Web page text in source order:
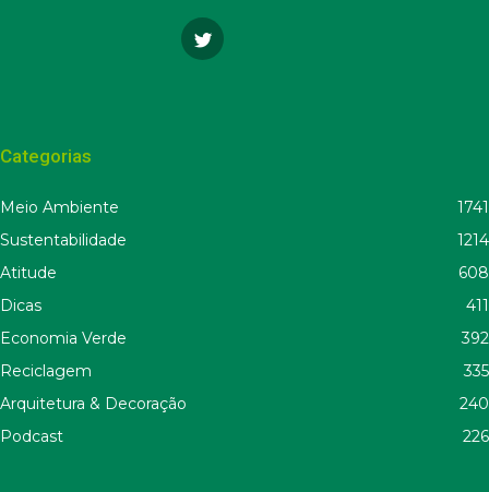
Categorias
Meio Ambiente
1741
Sustentabilidade
1214
Atitude
608
Dicas
411
Economia Verde
392
Reciclagem
335
Arquitetura & Decoração
240
Podcast
226